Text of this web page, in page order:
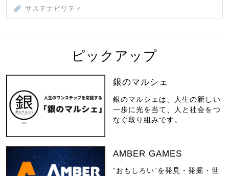
サステナビリティ
ピックアップ
銀のマルシェ
銀のマルシェは、人生の新しい
一歩に光を当て、人と社会をつ
なぐ取り組みです。
AMBER GAMES
“おもしろい”を発見・発掘・世